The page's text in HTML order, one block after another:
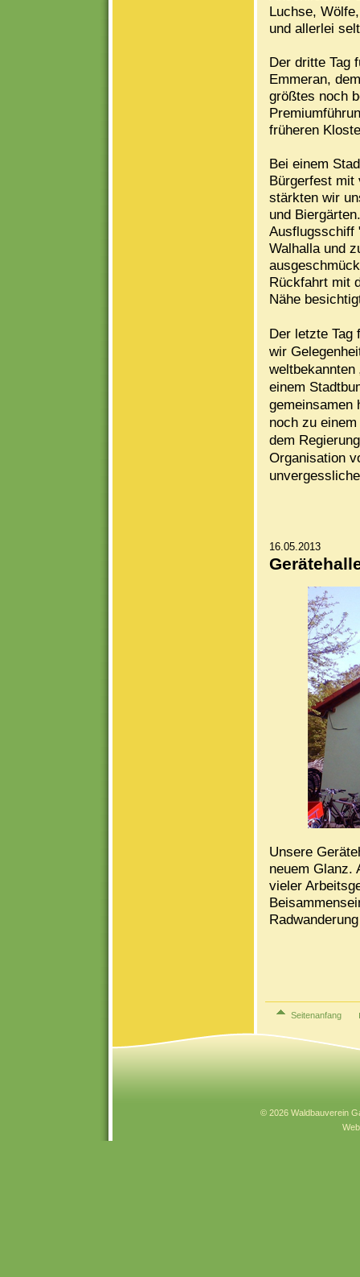
Luchse,
und allerlei
Der dritte Tag
Emmeran,
größtes noch
früheren
Bei einem
Bürgerfest mit
stärkten wir
und
Ausflugsschiff
Walhalla und
Rückfahrt mit
Nähe
Der letzte Tag
wir
weltbekannten
einem
gemeinsamen
noch zu
dem
Organisation
16.05.2013
Unsere
neuem Glanz.
vieler
Seitenanfang
© 2026 Waldbauverein